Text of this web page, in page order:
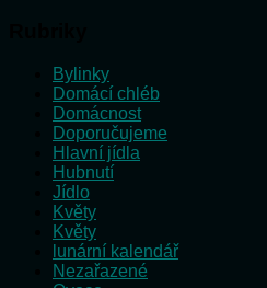
Bylinky
Domácí chléb
Domácnost
Doporučujeme
Hlavní jídla
Hubnutí
Jídlo
Květy
Květy
lunární kalendář
Nezařazené